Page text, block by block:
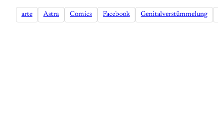
arte Astra Comics Facebook Genitalverstümmelung